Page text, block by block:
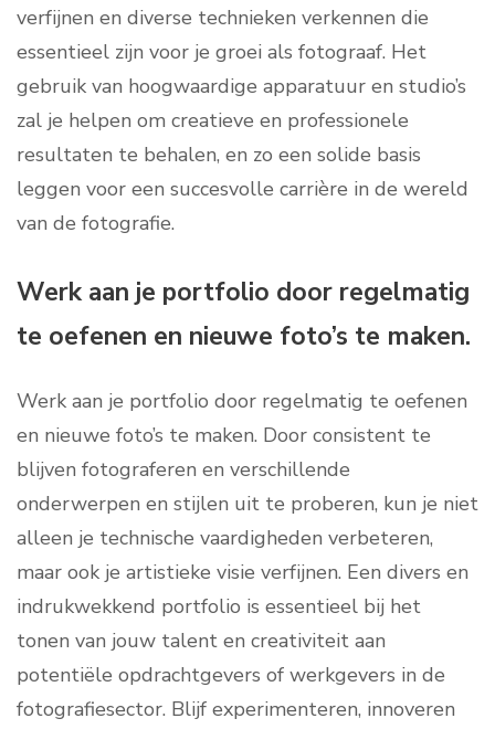
verfijnen en diverse technieken verkennen die
essentieel zijn voor je groei als fotograaf. Het
gebruik van hoogwaardige apparatuur en studio’s
zal je helpen om creatieve en professionele
resultaten te behalen, en zo een solide basis
leggen voor een succesvolle carrière in de wereld
van de fotografie.
Werk aan je portfolio door regelmatig
te oefenen en nieuwe foto’s te maken.
Werk aan je portfolio door regelmatig te oefenen
en nieuwe foto’s te maken. Door consistent te
blijven fotograferen en verschillende
onderwerpen en stijlen uit te proberen, kun je niet
alleen je technische vaardigheden verbeteren,
maar ook je artistieke visie verfijnen. Een divers en
indrukwekkend portfolio is essentieel bij het
tonen van jouw talent en creativiteit aan
potentiële opdrachtgevers of werkgevers in de
fotografiesector. Blijf experimenteren, innoveren